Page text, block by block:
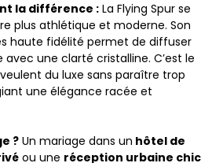
la différence :La Flying Spur se
plus athlétique et moderne. Son
haute fidélité permet de diffuser
avec une clarté cristalline. C’est le
du luxe sans paraître trop
une élégance racée et
?Un mariage dans un hôtel de
ou une réception urbaine chic